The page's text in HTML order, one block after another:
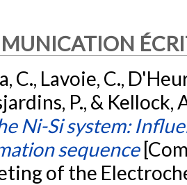
C., Lavoie, C.,
P., & Kellock,
Ni-Si system:
sequence
of the